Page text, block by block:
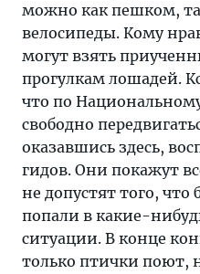
можно как пешком,
велосипеды. Кому
могут взять
прогулкам лошадей.
что по
свободно
оказавшись здесь,
гидов. Они покажут
не допустят того,
попали в какие-
ситуации. В конце
только птички поют,